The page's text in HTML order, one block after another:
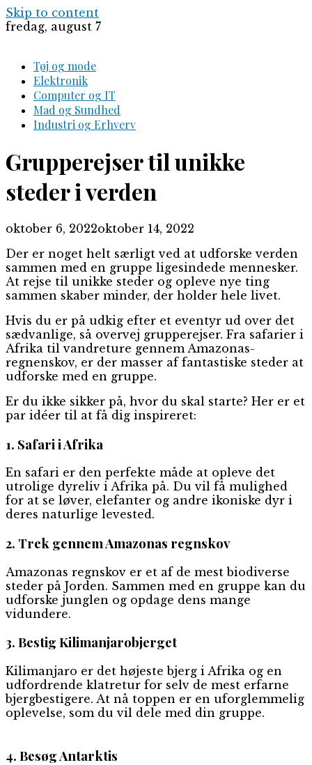
Skip to content
fredag, august 7
Tøj og mode
Elektronik
Computer og IT
Mad og Sundhed
Industri og Erhverv
Grupperejser til unikke
steder i verden
oktober 6, 2022oktober 14, 2022
Der er noget helt særligt ved at udforske verden
sammen med en gruppe ligesindede mennesker.
At rejse til unikke steder og opleve nye ting
sammen skaber minder, der holder hele livet.
Hvis du er på udkig efter et eventyr ud over det
sædvanlige, så overvej grupperejser. Fra safarier i
Afrika til vandreture gennem Amazonas-
regnenskov, er der masser af fantastiske steder at
udforske med en gruppe.
Er du ikke sikker på, hvor du skal starte? Her er et
par idéer til at få dig inspireret:
1. Safari i Afrika
En safari er den perfekte måde at opleve det
utrolige dyreliv i Afrika på. Du vil få mulighed
for at se løver, elefanter og andre ikoniske dyr i
deres naturlige levested.
2. Trek gennem Amazonas regnskov
Amazonas regnskov er et af de mest biodiverse
steder på Jorden. Sammen med en gruppe kan du
udforske junglen og opdage dens mange
vidundere.
3. Bestig Kilimanjarobjerget
Kilimanjaro er det højeste bjerg i Afrika og en
udfordrende klatretur for selv de mest erfarne
bjergbestigere. At nå toppen er en uforglemmelig
oplevelse, som du vil dele med din gruppe.
4. Besøg Antarktis